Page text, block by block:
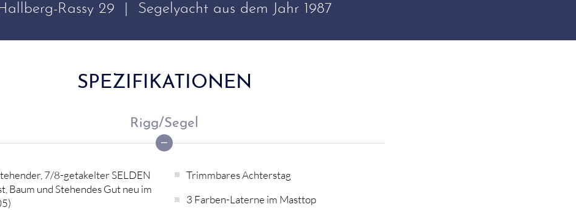
Rassy 29 | Segelyacht aus dem Jahr 1987
SPEZIFIKATIONEN
Rigg/Segel
7/8-getakelter SELDEN
Baum und Stehendes Gut neu im
Trimmbares Achterstag
3 Farben-Laterne im Masttop